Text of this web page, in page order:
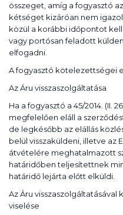
összeget, amíg a fogyasztó
kétséget kizáróan nem
közül a korábbi időpontot
vagy portósan feladott
elfogadni.
A fogyasztó kötelezettségei
Az Áru visszaszolgáltatása
Ha a fogyasztó a 45/2014. (II.
megfelelően eláll a
de legkésőbb az elállás
belül visszaküldeni, illetve az
átvételére meghatalmazott
határidőben teljesítettnek
határidő lejárta előtt elküldi.
Az Áru
viselése